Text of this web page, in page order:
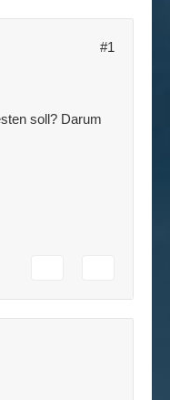
#1
soll? Darum